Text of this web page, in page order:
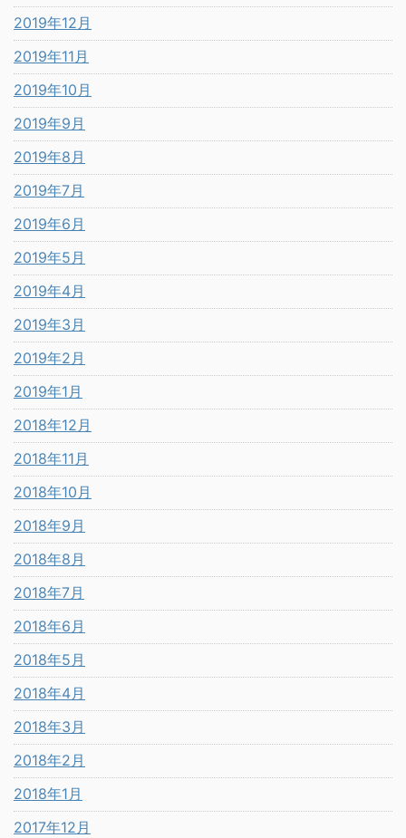
2019年12月
2019年11月
2019年10月
2019年9月
2019年8月
2019年7月
2019年6月
2019年5月
2019年4月
2019年3月
2019年2月
2019年1月
2018年12月
2018年11月
2018年10月
2018年9月
2018年8月
2018年7月
2018年6月
2018年5月
2018年4月
2018年3月
2018年2月
2018年1月
2017年12月